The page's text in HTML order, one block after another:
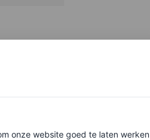
uit als
moet.
dat sla
fruit.”
onze website goed te laten werken